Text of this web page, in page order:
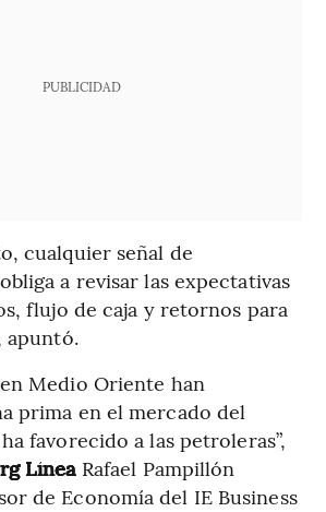
PUBLICIDAD
cualquier señal de
a revisar las expectativas
flujo de caja y retornos para
apuntó.
Medio Oriente han
prima en el mercado del
favorecido a las petroleras”,
Línea Rafael Pampillón
de Economía del IE Business